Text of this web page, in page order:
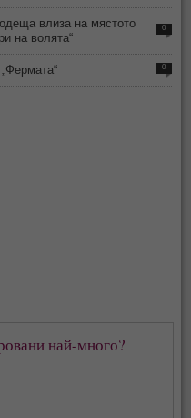
влиза на мястото
на волята“
0
0
най-много?